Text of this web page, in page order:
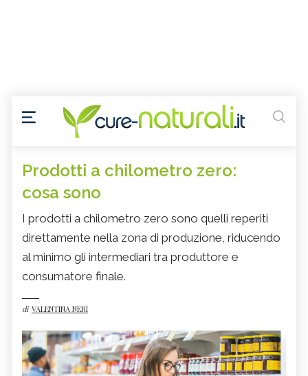
Prodotti a chilometro zero:
cosa sono
I prodotti a chilometro zero sono quelli reperiti
direttamente nella zona di produzione, riducendo
al minimo gli intermediari tra produttore e
consumatore finale.
di VALENTINA NERI